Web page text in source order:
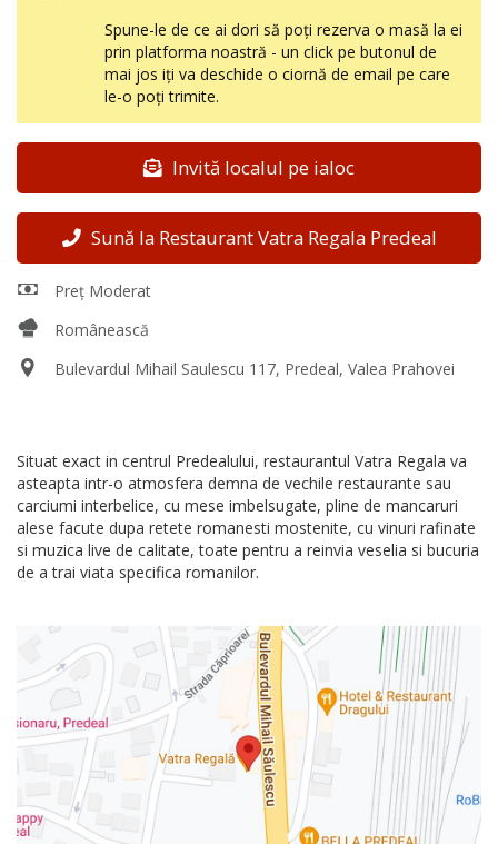
Spune-le de ce ai dori să poți rezerva o masă la ei
prin platforma noastră - un click pe butonul de
mai jos iți va deschide o ciornă de email pe care
le-o poți trimite.
Invită localul pe ialoc
Sună la Restaurant Vatra Regala Predeal
Preț Moderat
Românească
Bulevardul Mihail Saulescu 117, Predeal, Valea Prahovei
Situat exact in centrul Predealului, restaurantul Vatra Regala va
asteapta intr-o atmosfera demna de vechile restaurante sau
carciumi interbelice, cu mese imbelsugate, pline de mancaruri
alese facute dupa retete romanesti mostenite, cu vinuri rafinate
si muzica live de calitate, toate pentru a reinvia veselia si bucuria
de a trai viata specifica romanilor.